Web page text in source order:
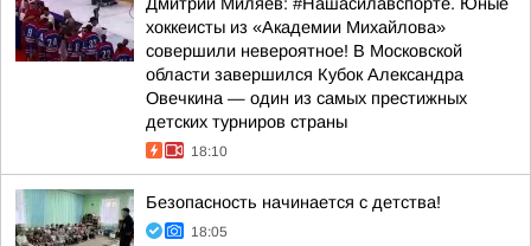
хоккеисты из «Академии Михайлова»
совершили невероятное! В Московской
области завершился Кубок Александра
Овечкина — один из самых престижных
детских турниров страны
18:10
Безопасность начинается с детства!
18:05